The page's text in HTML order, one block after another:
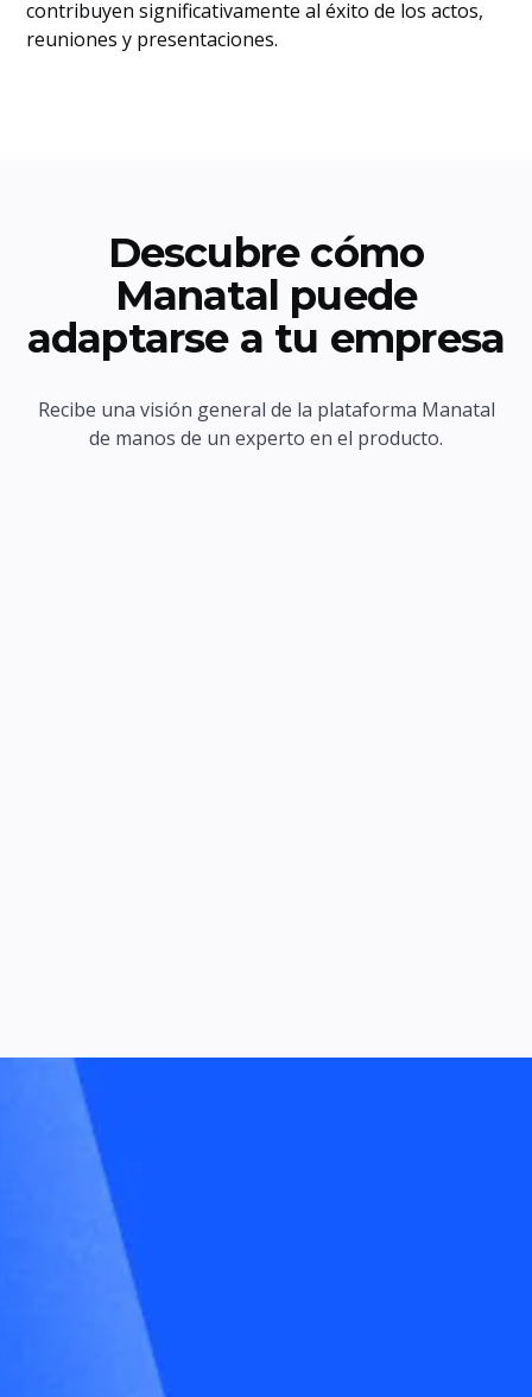
contribuyen significativamente al éxito de los actos,
reuniones y presentaciones.
Descubre cómo
Manatal puede
adaptarse a tu empresa
Recibe una visión general de la plataforma Manatal
de manos de un experto en el producto.